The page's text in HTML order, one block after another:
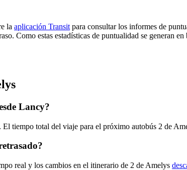
la aplicación Transit para consultar los informes de
Como estas estadísticas de puntualidad se generan
Lancy?
tiempo total del viaje para el próximo autobús 2 de
real y los cambios en el itinerario de 2 de Amelys